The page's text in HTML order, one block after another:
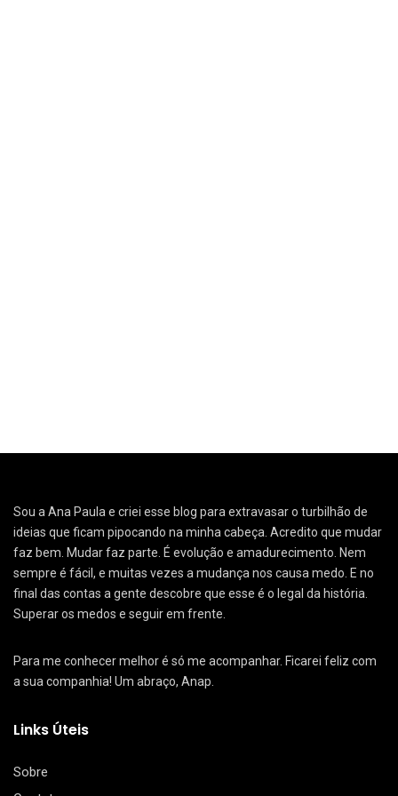
Sou a Ana Paula e criei esse blog para extravasar o turbilhão de
ideias que ficam pipocando na minha cabeça. Acredito que mudar
faz bem. Mudar faz parte. É evolução e amadurecimento. Nem
sempre é fácil, e muitas vezes a mudança nos causa medo. E no
final das contas a gente descobre que esse é o legal da história.
Superar os medos e seguir em frente.
Para me conhecer melhor é só me acompanhar. Ficarei feliz com
a sua companhia! Um abraço, Anap.
Links Úteis
Sobre